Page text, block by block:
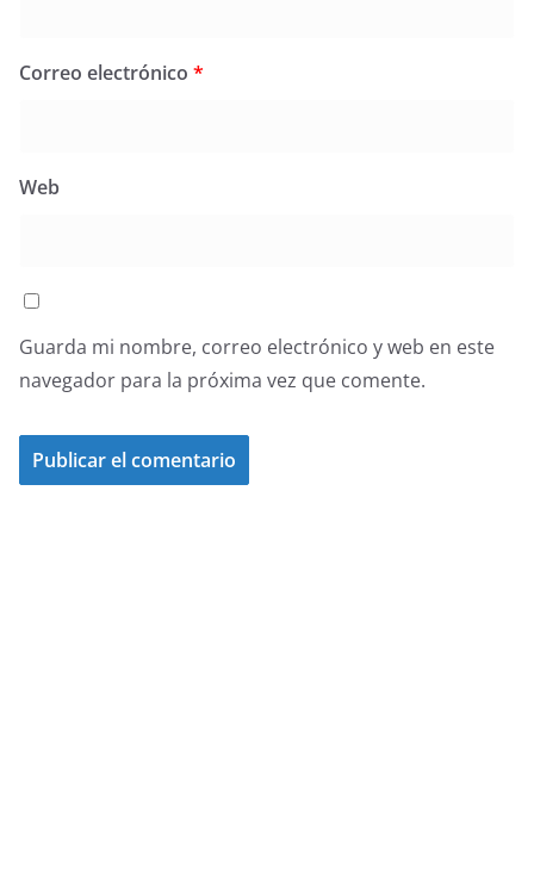
Correo electrónico *
Web
Guarda mi nombre, correo electrónico y web en este
navegador para la próxima vez que comente.